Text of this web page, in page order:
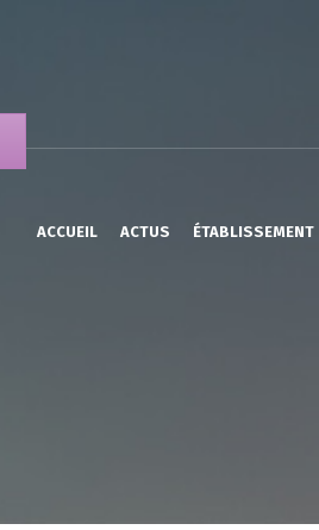
ACCUEIL ACTUS ÉTABLISSEMENT